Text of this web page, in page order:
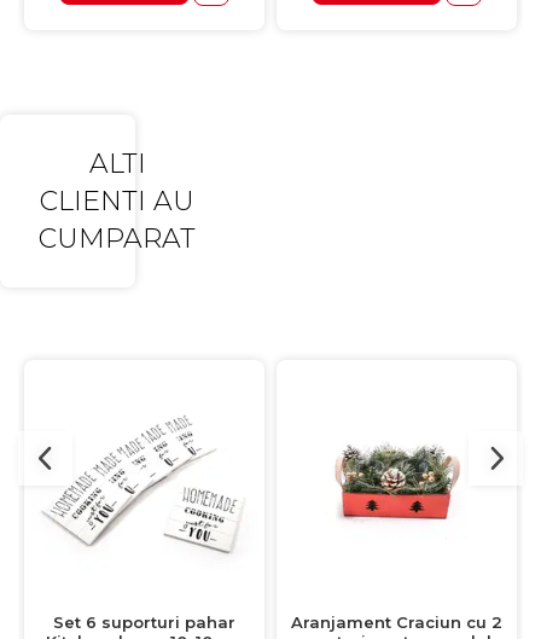
ALTI
CLIENTI AU
CUMPARAT
Set 6 suporturi pahar
Aranjament Craciun cu 2